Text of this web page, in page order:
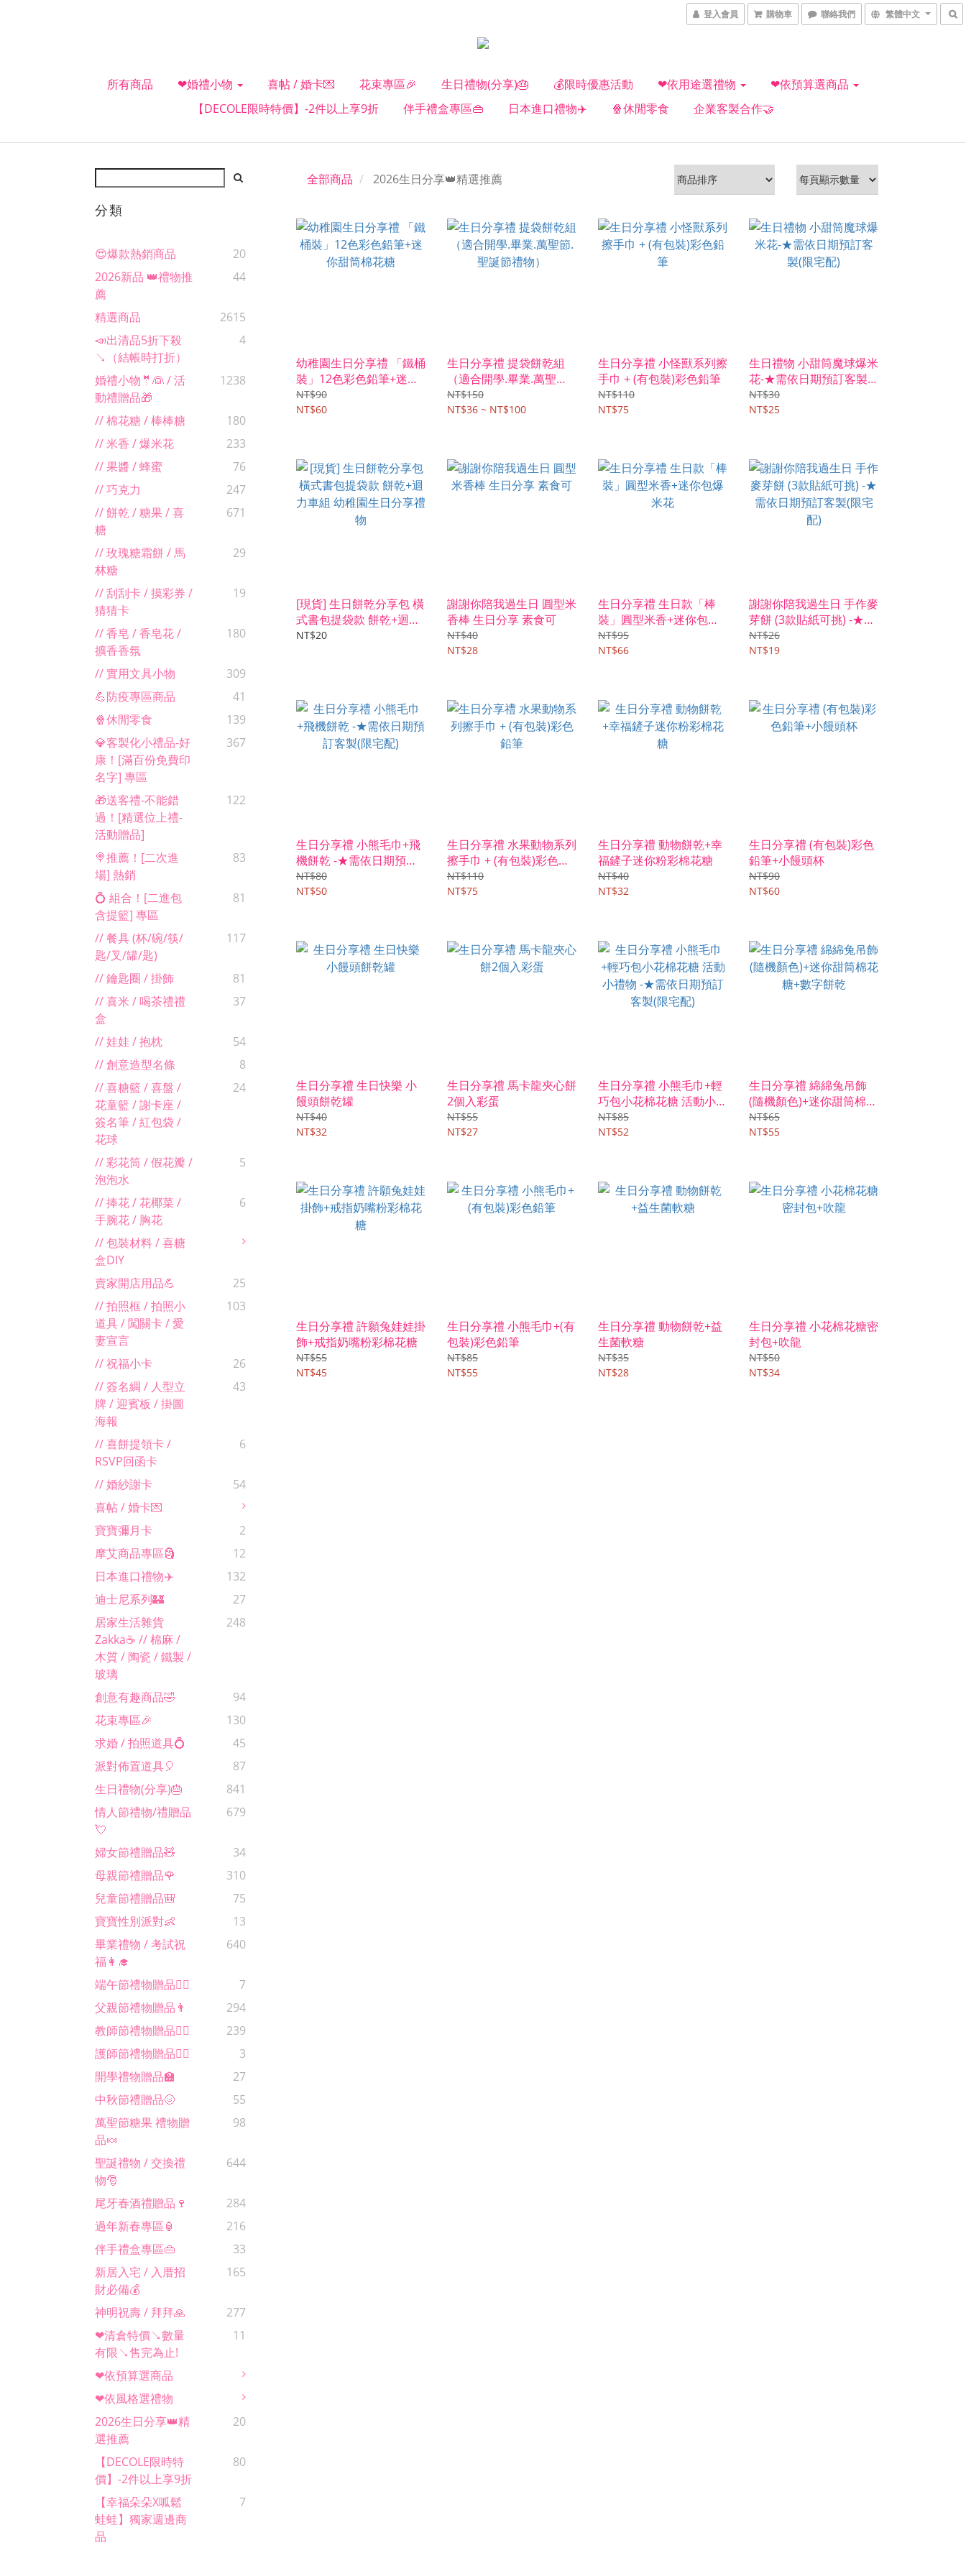
登入會員 購物車 聯絡我們 繁體中文
所有商品 ❤婚禮小物 喜帖 / 婚卡💌 花束專區🎉 生日禮物(分享)🎂 💰限時優惠活動 ❤依用途選禮物
❤依預算選商品
【DECOLE限時特價】-2件以上享9折
伴手禮盒專區👜 日本進口禮物✈️ 🍿休閒零食 企業客製合作🤝
分類
😍爆款熱銷商品
20
2026新品 👑禮物推
薦
44
精選商品
2615
📣出清品5折下殺
↘（結帳時打折）
4
婚禮小物🤵👰 / 活
動禮贈品🎁
1238
// 棉花糖 / 棒棒糖
180
// 米香 / 爆米花
233
// 果醬 / 蜂蜜
76
// 巧克力
247
// 餅乾 / 糖果 / 喜
糖
671
// 玫瑰糖霜餅 / 馬
林糖
29
// 刮刮卡 / 摸彩券 /
猜猜卡
19
// 香皂 / 香皂花 /
擴香香氛
180
// 實用文具小物
309
💪防疫專區商品
41
🍿休閒零食
139
💎客製化小禮品-好
康！[滿百份免費印
名字] 專區
367
🎁送客禮-不能錯
過！[精選位上禮-
活動贈品]
122
🍭推薦！[二次進
場] 熱銷
83
💍 組合！[二進包
含提籃] 專區
81
// 餐具 (杯/碗/筷/
匙/叉/罐/匙)
117
// 鑰匙圈 / 掛飾
81
// 喜米 / 喝茶禮禮
盒
37
// 娃娃 / 抱枕
54
// 創意造型名條
8
// 喜糖籃 / 喜盤 /
花童籃 / 謝卡座 /
簽名筆 / 紅包袋 /
花球
24
// 彩花筒 / 假花瓣 /
泡泡水
5
// 捧花 / 花椰菜 /
手腕花 / 胸花
6
// 包裝材料 / 喜糖
盒DIY
賣家開店用品💪
25
// 拍照框 / 拍照小
道具 / 闖關卡 / 愛
妻宣言
103
// 祝福小卡
26
// 簽名綢 / 人型立
牌 / 迎賓板 / 掛圖
海報
43
// 喜餅提領卡 /
RSVP回函卡
6
// 婚紗謝卡
54
喜帖 / 婚卡💌
寶寶彌月卡
2
摩艾商品專區🗿
12
日本進口禮物✈️
132
迪士尼系列🏰
27
居家生活雜貨
Zakka☕️ // 棉麻 /
木質 / 陶瓷 / 鐵製 /
玻璃
248
創意有趣商品🤣
94
花束專區🎉
130
求婚 / 拍照道具💍
45
派對佈置道具🎈
87
生日禮物(分享)🎂
841
情人節禮物/禮贈品
💘
679
婦女節禮贈品🧸
34
母親節禮贈品🌹
310
兒童節禮贈品🎒
75
寶寶性別派對👶
13
畢業禮物 / 考試祝
福👩‍🎓
640
端午節禮物贈品🚣‍♂️
7
父親節禮物贈品👨
294
教師節禮物贈品🙋‍♀️
239
護師節禮物贈品🧑‍⚕️
3
開學禮物贈品🏫
27
中秋節禮贈品🌝
55
萬聖節糖果 禮物贈
品🍬
98
聖誕禮物 / 交換禮
物🎅
644
尾牙春酒禮贈品🍷
284
過年新春專區🏮
216
伴手禮盒專區👜
33
新居入宅 / 入厝招
財必備💰
165
神明祝壽 / 拜拜🙏
277
❤清倉特價↘數量
有限↘售完為止!
11
❤依預算選商品
❤依風格選禮物
2026生日分享👑精
選推薦
20
【DECOLE限時特
價】-2件以上享9折
80
【幸福朵朵x呱鬆
蛙蛙】獨家週邊商
品
7
全部商品 2026生日分享👑精選推薦
幼稚園生日分享禮 「鐵桶
裝」12色彩色鉛筆+迷你
甜筒棉花糖
NT$90
NT$60
生日分享禮 提袋餅乾組
（適合開學.畢業.萬聖節.
聖誕節禮物）
NT$150
NT$36 ~ NT$100
生日分享禮 小怪獸系列擦
手巾 + (有包裝)彩色鉛筆
NT$110
NT$75
生日禮物 小甜筒魔球爆米
花-★需依日期預訂客製
(限宅配)
NT$30
NT$25
[現貨] 生日餅乾分享包 橫
式書包提袋款 餅乾+迴力
車組 幼稚園生日分享禮物
NT$20
謝謝你陪我過生日 圓型米
香棒 生日分享 素食可
NT$40
NT$28
生日分享禮 生日款「棒
裝」圓型米香+迷你包爆
米花
NT$95
NT$66
謝謝你陪我過生日 手作麥
芽餅 (3款貼紙可挑) -★需
依日期預訂客製(限宅配)
NT$26
NT$19
生日分享禮 小熊毛巾+飛
機餅乾 -★需依日期預訂
客製(限宅配)
NT$80
NT$50
生日分享禮 水果動物系列
擦手巾 + (有包裝)彩色鉛
筆
NT$110
NT$75
生日分享禮 動物餅乾+幸
福鏟子迷你粉彩棉花糖
NT$40
NT$32
生日分享禮 (有包裝)彩色
鉛筆+小饅頭杯
NT$90
NT$60
生日分享禮 生日快樂 小
饅頭餅乾罐
NT$40
NT$32
生日分享禮 馬卡龍夾心餅
2個入彩蛋
NT$55
NT$27
生日分享禮 小熊毛巾+輕
巧包小花棉花糖 活動小禮
物 -★需依日期預訂客製
(限宅配)
NT$85
NT$52
生日分享禮 綿綿兔吊飾
(隨機顏色)+迷你甜筒棉花
糖+數字餅乾
NT$65
NT$55
生日分享禮 許願兔娃娃掛
飾+戒指奶嘴粉彩棉花糖
NT$55
NT$45
生日分享禮 小熊毛巾+(有
包裝)彩色鉛筆
NT$85
NT$55
生日分享禮 動物餅乾+益
生菌軟糖
NT$35
NT$28
生日分享禮 小花棉花糖密
封包+吹龍
NT$50
NT$34